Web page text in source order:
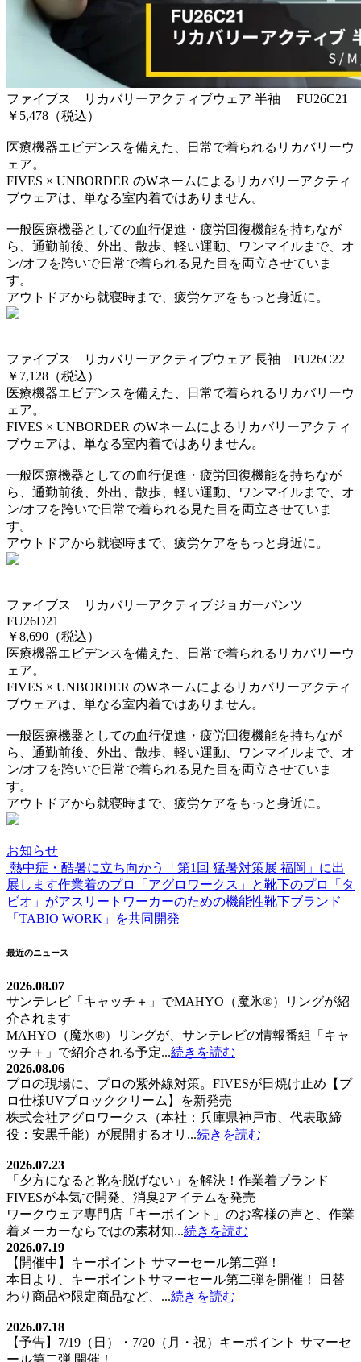
ファイブス リカバリーアクティブウェア 半袖 FU26C21
￥5,478（税込）
医療機器エビデンスを備えた、日常で着られるリカバリーウ
ェア。
FIVES × UNBORDER のWネームによるリカバリーアクティ
ブウェアは、単なる室内着ではありません。
一般医療機器としての血行促進・疲労回復機能を持ちなが
ら、通勤前後、外出、散歩、軽い運動、ワンマイルまで、オ
ン/オフを跨いで日常で着られる見た目を両立させていま
す。
アウトドアから就寝時まで、疲労ケアをもっと身近に。
ファイブス リカバリーアクティブウェア 長袖 FU26C22
￥7,128（税込）
医療機器エビデンスを備えた、日常で着られるリカバリーウ
ェア。
FIVES × UNBORDER のWネームによるリカバリーアクティ
ブウェアは、単なる室内着ではありません。
一般医療機器としての血行促進・疲労回復機能を持ちなが
ら、通勤前後、外出、散歩、軽い運動、ワンマイルまで、オ
ン/オフを跨いで日常で着られる見た目を両立させていま
す。
アウトドアから就寝時まで、疲労ケアをもっと身近に。
ファイブス リカバリーアクティブジョガーパンツ
FU26D21
￥8,690（税込）
医療機器エビデンスを備えた、日常で着られるリカバリーウ
ェア。
FIVES × UNBORDER のWネームによるリカバリーアクティ
ブウェアは、単なる室内着ではありません。
一般医療機器としての血行促進・疲労回復機能を持ちなが
ら、通勤前後、外出、散歩、軽い運動、ワンマイルまで、オ
ン/オフを跨いで日常で着られる見た目を両立させていま
す。
アウトドアから就寝時まで、疲労ケアをもっと身近に。
お知らせ
投
稿
ナ
ビ
ー
シ
ョ
ン
熱中症・酷暑に立ち向かう「第1回 猛暑対策展 福岡」に出
展します作業着のプロ「アグロワークス」と靴下のプロ「タ
ビオ」がアスリートワーカーのための機能性靴下ブランド
「TABIO WORK」を共同開発
最近のニュース
2026.08.07
サンテレビ「キャッチ＋」でMAHYO（魔氷®）リングが紹
介されます
MAHYO（魔氷®）リングが、サンテレビの情報番組「キャ
ッチ＋」で紹介される予定...続きを読む
2026.08.06
プロの現場に、プロの紫外線対策。FIVESが日焼け止め【プ
ロ仕様UVブロッククリーム】を新発売
株式会社アグロワークス（本社：兵庫県神戸市、代表取締
役：安黒千能）が展開するオリ...続きを読む
2026.07.23
「夕方になると靴を脱げない」を解決！作業着ブランド
FIVESが本気で開発、消臭2アイテムを発売
ワークウェア専門店「キーポイント」のお客様の声と、作業
着メーカーならではの素材知...続きを読む
2026.07.19
【開催中】キーポイント サマーセール第二弾！
本日より、キーポイントサマーセール第二弾を開催！ 日替
わり商品や限定商品など、...続きを読む
2026.07.18
【予告】7/19（日）・7/20（月・祝）キーポイント サマーセ
ール第二弾 開催！